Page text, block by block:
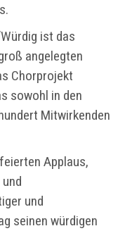
ist das
angelegten
Chorprojekt
sowohl in den
Mitwirkenden
Applaus,
und
seinen würdigen